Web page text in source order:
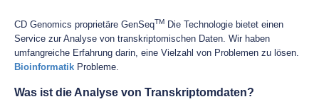
CD Genomics proprietäre GenSeqTM Die Technologie bietet einen
Service zur Analyse von transkriptomischen Daten. Wir haben
umfangreiche Erfahrung darin, eine Vielzahl von Problemen zu lösen.
Bioinformatik Probleme.
Was ist die Analyse von Transkriptomdaten?